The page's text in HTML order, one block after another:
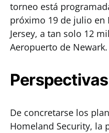
torneo está
próximo 19 de julio en
Jersey, a tan solo 12
Aeropuerto de Newark.
De concretarse los
Homeland Security, la